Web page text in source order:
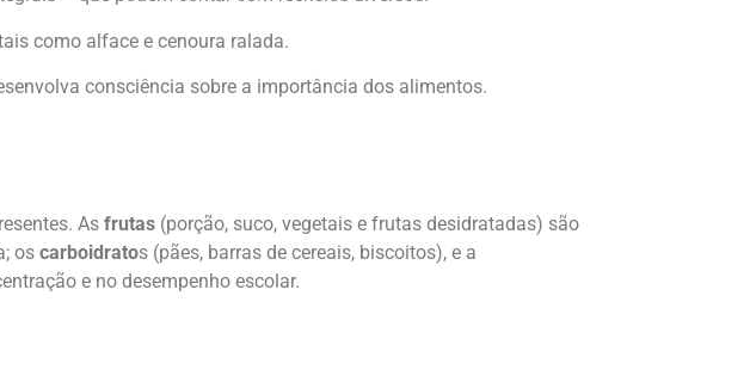
como alface e cenoura ralada.
consciência sobre a importância dos alimentos.
As frutas (porção, suco, vegetais e frutas desidratadas) são
os carboidratos (pães, barras de cereais, biscoitos), e a
e no desempenho escolar.